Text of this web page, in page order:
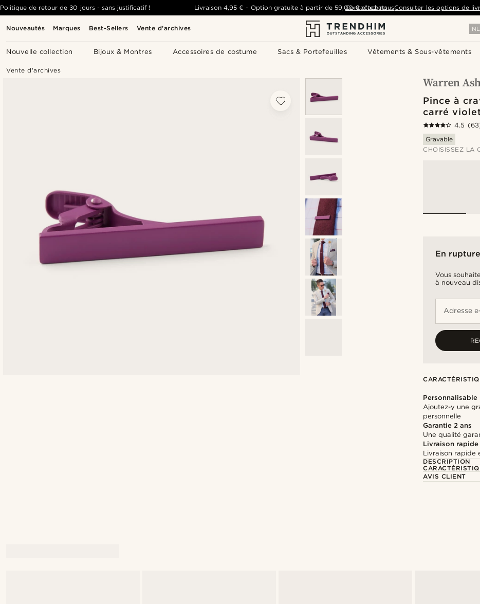
Nouveautés Marques Best-Sellers Vente d'archives NL
Nouvelle collection Bijoux & Montres Accessoires de costume Sacs & Portefeuilles Vêtements & Sous-vêtements
Politique de retour de 30 jours - sans justificatif ! Livraison 4,95 € - Option gratuite à partir de59,00 €d'achats- Consulter les options de
Contactez-nous
Vente d'archives
Pince à
carré
4.5
Gravable
CHOISISSEZ LA
En
Vous
à nouveau
Adresse
Personnalisable
Ajoutez-y une
personnelle
Garantie 2 ans
Une qualité
Livraison rapide
Livraison rapide
DESCRIPTION
AVIS CLIENT